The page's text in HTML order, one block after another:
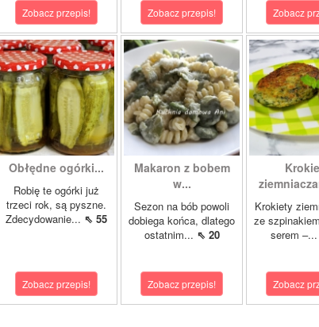
Zobacz przepis! Zobacz przepis! Zobacz
Obłędne ogórki...
Robię te ogórki już
trzeci rok, są pyszne.
Zdecydowanie... ⇖ 55
Zobacz przepis!
Makaron z bobem
w...
Sezon na bób powoli
dobiega końca, dlatego
ostatnim... ⇖ 20
Zobacz przepis!
Krokiety
ze
serem –...
Zobacz